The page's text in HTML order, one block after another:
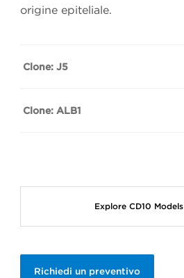
origine epiteliale.
Clone: J5
Clone: ALB1
Explore CD10 Models
Richiedi un preventivo